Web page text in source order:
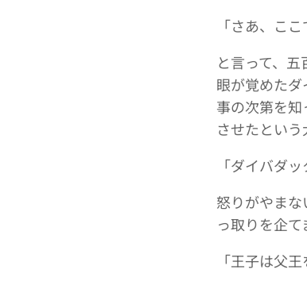
「さあ、こ
と言って、五
眼が覚めたダ
事の次第を
させたとい
「ダイバダッ
怒りがやま
っ取りを企て
「王子は父